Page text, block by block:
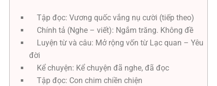
Tập đọc: Vương quốc vắng nụ cười (tiếp theo)
Chính tả (Nghe – viết): Ngắm trăng. Không đề
Luyện từ và câu: Mở rộng vốn từ Lạc quan – Yêu
đời
Kể chuyện: Kể chuyện đã nghe, đã đọc
Tập đọc: Con chim chiền chiện